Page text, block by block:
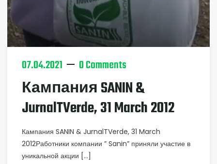
07.04.2021 0 Comments
Кампания SANIN &
JurnalTVerde, 31 March 2012
Кампания SANIN & JurnalTVerde, 31 March
2012Работники компании ” Sanin” приняли участие в
уникальной акции […]